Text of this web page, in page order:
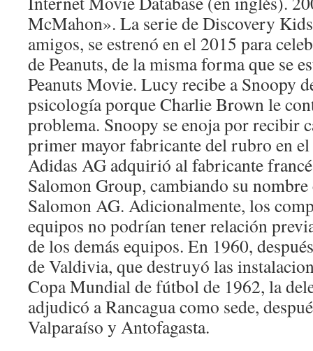
McMahon». La serie de Discovery
amigos, se estrenó en el 2015 para
de Peanuts, de la misma forma que se
Peanuts Movie. Lucy recibe a Snoopy
psicología porque Charlie Brown le
problema. Snoopy se enoja por recibir
primer mayor fabricante del rubro en
Adidas AG adquirió al fabricante
Salomon Group, cambiando su
Salomon AG. Adicionalmente, los
equipos no podrían tener relación
de los demás equipos. En 1960,
de Valdivia, que destruyó las
Copa Mundial de fútbol de 1962, la
adjudicó a Rancagua como sede,
Valparaíso y Antofagasta.